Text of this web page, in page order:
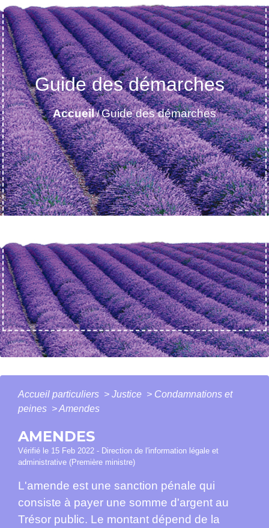
Guide des démarches
Accueil/Guide des démarches
Accueil particuliers > Justice > Condamnations et
peines >Amendes
AMENDES
Vérifié le 15 Feb 2022 - Direction de l'information légale et
administrative (Première ministre)
L'amende est une sanction pénale qui
consiste à payer une somme d'argent au
Trésor public. Le montant dépend de la